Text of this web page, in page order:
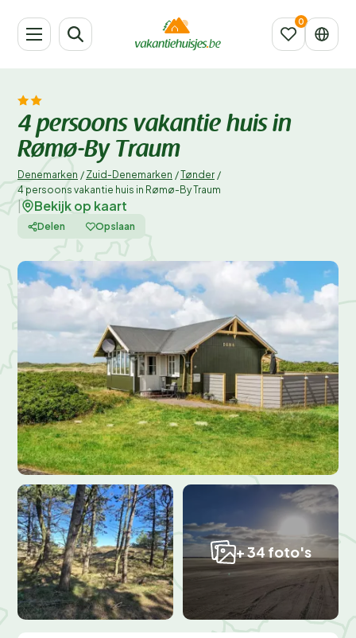
4 persoons vakantie huis in
Rømø-By Traum
Denemarken / Zuid-Denemarken /Tønder /
4 persoons vakantie huis in Rømø-By Traum
Bekijk op kaart
Delen Opslaan
+ 34 foto's